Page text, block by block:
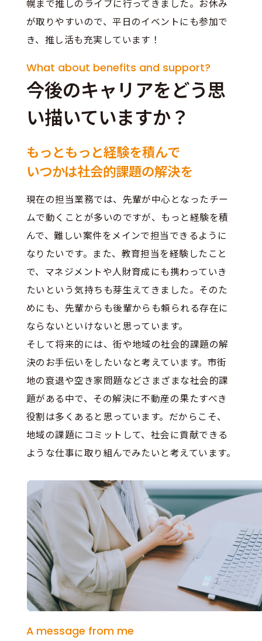
幌まで推しのライブに行ってきました。お休み
が取りやすいので、平日のイベントにも参加で
き、推し活も充実しています！
What about benefits and support?
今後のキャリアをどう思
い描いていますか？
もっともっと経験を積んで
いつかは社会的課題の解決を
現在の担当業務では、先輩が中心となったチー
ムで動くことが多いのですが、もっと経験を積
んで、難しい案件をメインで担当できるように
なりたいです。また、教育担当を経験したこと
で、マネジメントや人財育成にも携わっていき
たいという気持ちも芽生えてきました。そのた
めにも、先輩からも後輩からも頼られる存在に
ならないといけないと思っています。
そして将来的には、街や地域の社会的課題の解
決のお手伝いをしたいなと考えています。市街
地の衰退や空き家問題などさまざまな社会的課
題がある中で、その解決に不動産の果たすべき
役割は多くあると思っています。だからこそ、
地域の課題にコミットして、社会に貢献できる
ような仕事に取り組んでみたいと考えています。
A message from me